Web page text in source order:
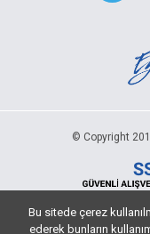
© Copyright
Bu sitede çerez
ederek bunların